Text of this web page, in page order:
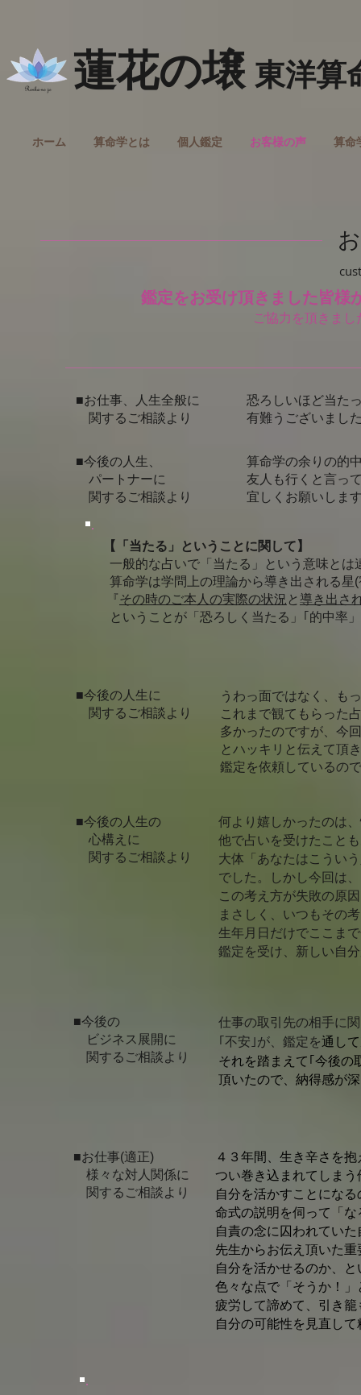
蓮花の壌東洋算
ホーム 算命学とは 個人鑑定 お客様の声 算命
鑑定をお受け頂きました皆様
ご協力を頂きま
■お仕事、人生全般に
関するご相談より
恐ろしいほど当た
有難うございまし
■今後の人生、
パートナーに
関するご相談より
算命学の余りの的
友人も行くと言っ
宜しくお願いし
【「当たる」ということに関して】
一般的な占いで「当たる」という意味とは
算命学は学問上の理論から導き出される星
『その時のご本人の実際の状況 と 導き出さ
ということが「恐ろしく当たる」｢的中率
■今後の人生に
関するご相談より
うわっ面ではなく、も
これまで観てもらった
多かったのですが、今
とハッキリと伝えて頂
鑑定を依頼しているの
■今後の人生の
心構えに
関するご相談より
何より嬉しかったのは
他で占いを受けたこと
大体「あなたはこうい
でした。
しかし今回は
この考え方が失敗の原
まさしく、いつもその
生年月日だけでここま
鑑定を受け、新しい自
■今後の
ビジネス展開に
関するご相談より
仕事の取引先の相手に
｢不安｣が、鑑定を通し
それを踏まえて｢今後の
頂いたので、納得感が
■お仕事(適正)
様々な対人関係に
関するご相談より
４３年間、生き辛さを
つい巻き込まれてしま
自分を活かすことにな
命式の説明を伺って「
自責の念に囚われてい
先生からお伝え頂いた
自分を活かせるのか、
色々な点で「そうか！
疲労して諦めて、引き
自分の可能性を見直